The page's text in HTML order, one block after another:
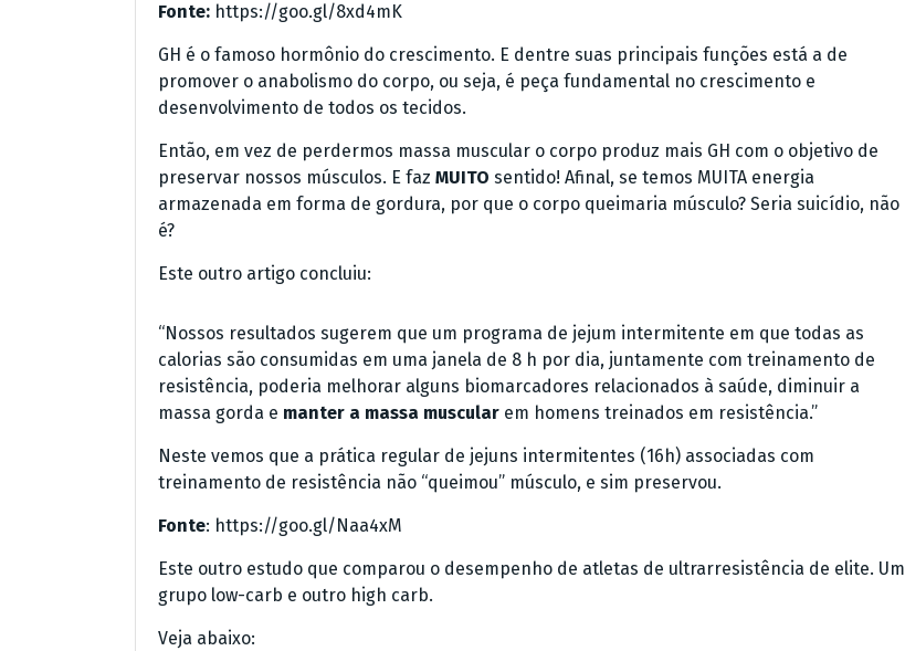
Fonte: https://goo.gl/8xd4mK
GH é o famoso hormônio do crescimento. E dentre suas principais funções está a de
promover o anabolismo do corpo, ou seja, é peça fundamental no crescimento e
desenvolvimento de todos os tecidos.
Então, em vez de perdermos massa muscular o corpo produz mais GH com o objetivo de
preservar nossos músculos. E faz MUITO sentido! Afinal, se temos MUITA energia
armazenada em forma de gordura, por que o corpo queimaria músculo? Seria suicídio, não
é?
Este outro artigo concluiu:
“Nossos resultados sugerem que um programa de jejum intermitente em que todas as
calorias são consumidas em uma janela de 8 h por dia, juntamente com treinamento de
resistência, poderia melhorar alguns biomarcadores relacionados à saúde, diminuir a
massa gorda e manter a massa muscular em homens treinados em resistência.”
Neste vemos que a prática regular de jejuns intermitentes (16h) associadas com
treinamento de resistência não “queimou” músculo, e sim preservou.
Fonte: https://goo.gl/Naa4xM
Este outro estudo que comparou o desempenho de atletas de ultrarresistência de elite. Um
grupo low-carb e outro high carb.
Veja abaixo: